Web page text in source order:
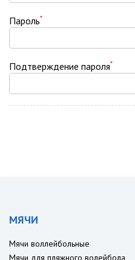
Пароль*
Подтверждение пароля*
МЯЧИ
Мячи воллейбольные
Мячи для пляжного волейбола